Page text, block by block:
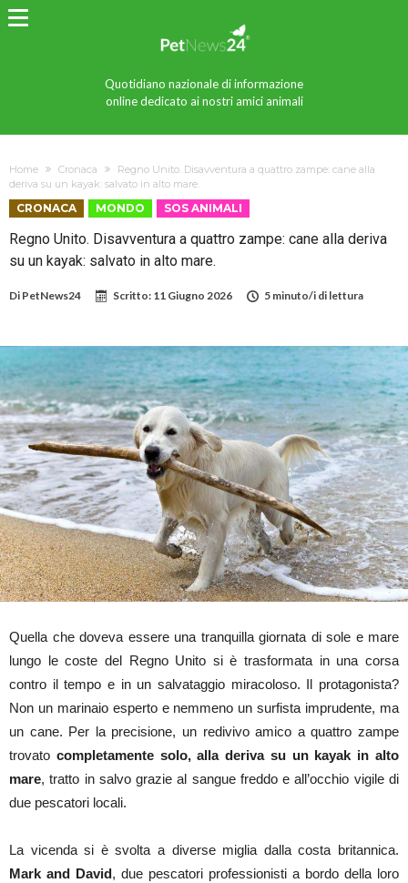
Quotidiano nazionale di informazione
online dedicato ai nostri amici animali
Home Cronaca
Regno Unito. Disavventura a quattro zampe: cane alla
deriva su un kayak: salvato in alto mare.
CRONACA MONDO SOS ANIMALI
Regno Unito. Disavventura a quattro zampe: cane alla deriva
su un kayak: salvato in alto mare.
Di PetNews24 Scritto: 11 Giugno 2026 5 minuto/i di lettura
Quella che doveva essere una tranquilla giornata di sole e mare
lungo le coste del Regno Unito si è trasformata in una corsa
contro il tempo e in un salvataggio miracoloso. Il protagonista?
Non un marinaio esperto e nemmeno un surfista imprudente, ma
un cane. Per la precisione, un redivivo amico a quattro zampe
trovato completamente solo, alla deriva su un kayak in alto
mare, tratto in salvo grazie al sangue freddo e all’occhio vigile di
due pescatori locali.
La vicenda si è svolta a diverse miglia dalla costa britannica.
Mark and David, due pescatori professionisti a bordo della loro